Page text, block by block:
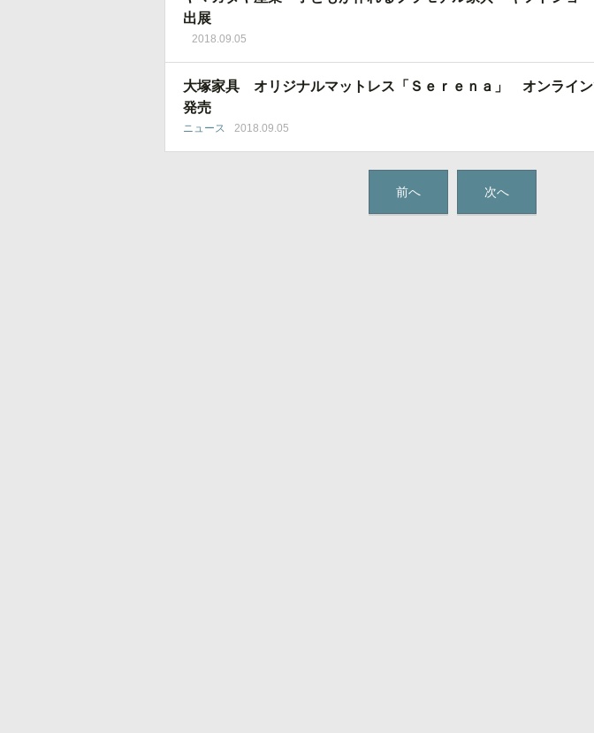
出展
2018.09.05
大塚家具 オリジナルマットレス「Ｓｅｒｅｎａ」 オンライ
発売
ニュース 2018.09.05
前へ 次へ